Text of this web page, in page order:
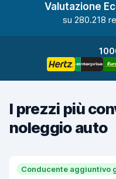
Valutazione
su 280.218
I prezzi più
noleggio auto
Conducente aggiuntivo